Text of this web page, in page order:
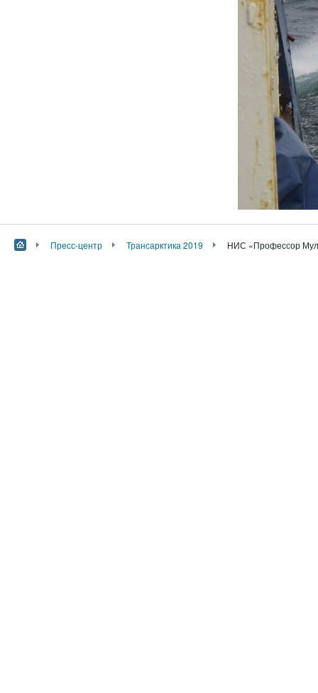
Пресс-центр Трансарктика 2019 НИС «Профессор